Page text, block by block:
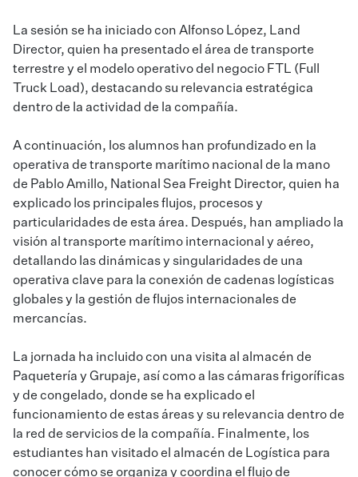
La sesión se ha iniciado con Alfonso López, Land
Director, quien ha presentado el área de transporte
terrestre y el modelo operativo del negocio FTL (Full
Truck Load), destacando su relevancia estratégica
dentro de la actividad de la compañía.
A continuación, los alumnos han profundizado en la
operativa de transporte marítimo nacional de la mano
de Pablo Amillo, National Sea Freight Director, quien ha
explicado los principales flujos, procesos y
particularidades de esta área. Después, han ampliado la
visión al transporte marítimo internacional y aéreo,
detallando las dinámicas y singularidades de una
operativa clave para la conexión de cadenas logísticas
globales y la gestión de flujos internacionales de
mercancías.
La jornada ha incluido con una visita al almacén de
Paquetería y Grupaje, así como a las cámaras frigoríficas
y de congelado, donde se ha explicado el
funcionamiento de estas áreas y su relevancia dentro de
la red de servicios de la compañía. Finalmente, los
estudiantes han visitado el almacén de Logística para
conocer cómo se organiza y coordina el flujo de